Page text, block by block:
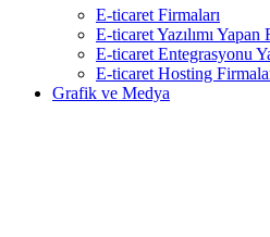
E-ticaret Firmaları
E-ticaret Yazılımı Yapan
E-ticaret Entegrasyonu
E-ticaret Hosting
Grafik ve Medya